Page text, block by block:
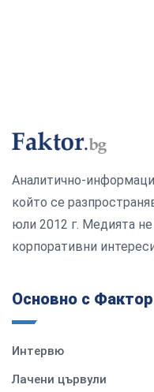
Аналитично-
който се
юли 2012 г. Медията
корпоративни
Основно с Фактор
Интервю
Лачени цървули